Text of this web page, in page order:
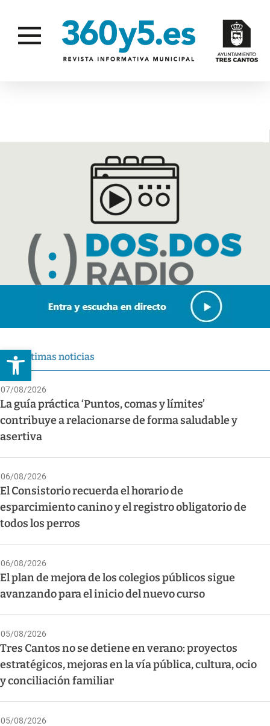
Abrir barra de herramientas
Últimas noticias
07/08/2026
La guía práctica ‘Puntos, comas y límites’
contribuye a relacionarse de forma saludable y
asertiva
06/08/2026
El Consistorio recuerda el horario de
esparcimiento canino y el registro obligatorio de
todos los perros
06/08/2026
El plan de mejora de los colegios públicos sigue
avanzando para el inicio del nuevo curso
05/08/2026
Tres Cantos no se detiene en verano: proyectos
estratégicos, mejoras en la vía pública, cultura, ocio
y conciliación familiar
05/08/2026